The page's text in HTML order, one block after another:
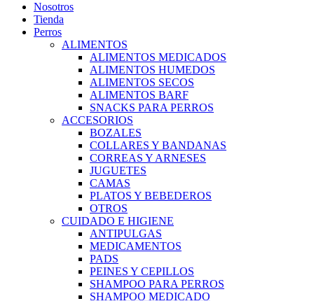
Nosotros
Tienda
Perros
ALIMENTOS
ALIMENTOS MEDICADOS
ALIMENTOS HUMEDOS
ALIMENTOS SECOS
ALIMENTOS BARF
SNACKS PARA PERROS
ACCESORIOS
BOZALES
COLLARES Y BANDANAS
CORREAS Y ARNESES
JUGUETES
CAMAS
PLATOS Y BEBEDEROS
OTROS
CUIDADO E HIGIENE
ANTIPULGAS
MEDICAMENTOS
PADS
PEINES Y CEPILLOS
SHAMPOO PARA PERROS
SHAMPOO MEDICADO